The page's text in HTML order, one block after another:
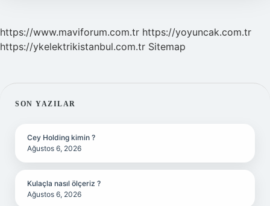
https://www.maviforum.com.tr https://yoyuncak.com.tr
https://ykelektrikistanbul.com.tr Sitemap
SIDEBAR
SON YAZILAR
Cey Holding kimin ?
Ağustos 6, 2026
Kulaçla nasıl ölçeriz ?
Ağustos 6, 2026